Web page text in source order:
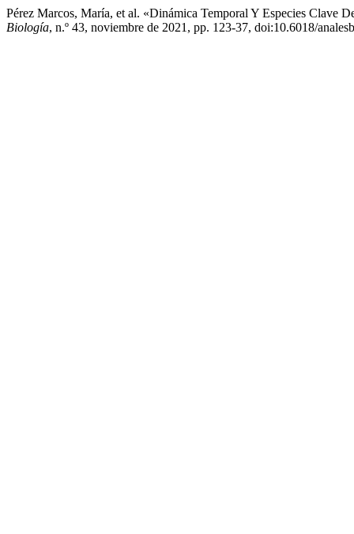
Pérez Marcos, María, et al. «Dinámica Temporal Y Especies Clave
Biología, n.º 43, noviembre de 2021, pp. 123-37, doi:10.6018/